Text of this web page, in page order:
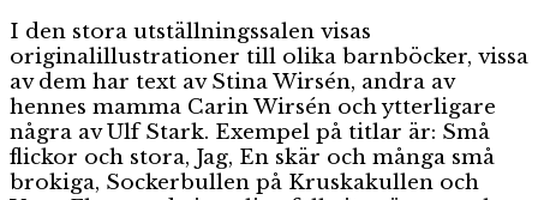
I den stora utställningssalen visas
originalillustrationer till olika barnböcker, vissa
av dem har text av Stina Wirsén, andra av
hennes mamma Carin Wirsén och ytterligare
några av Ulf Stark. Exempel på titlar är: Små
flickor och stora, Jag, En skär och många små
brokiga, Sockerbullen på Kruskakullen och